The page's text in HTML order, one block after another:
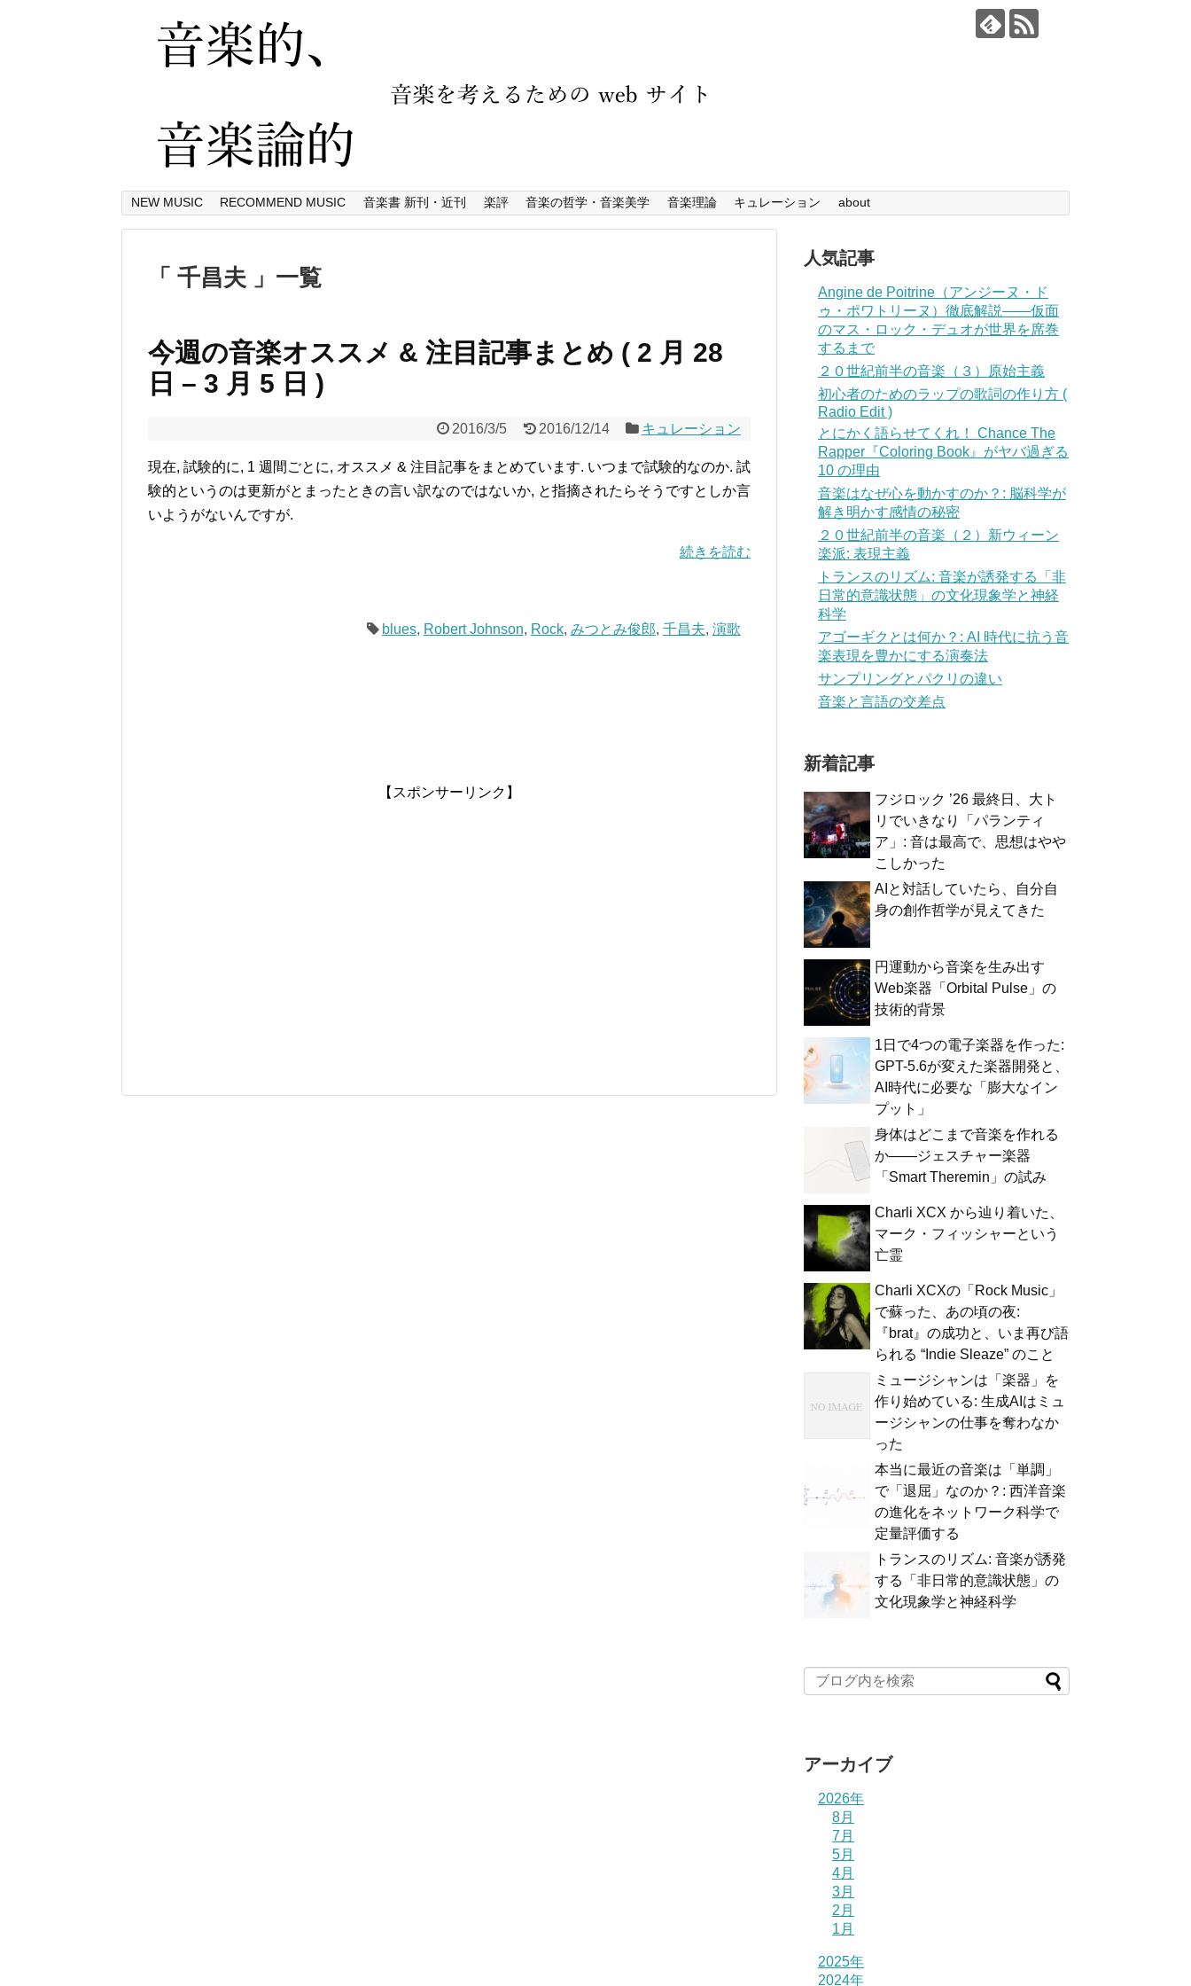
NEW MUSIC RECOMMEND MUSIC 音楽書 新刊・近刊 楽評 音楽の哲学・音楽美学 音楽理論 キュレーション about
「 千昌夫 」一覧
今週の音楽オススメ & 注目記事まとめ ( 2 月 28
日 – 3 月 5 日 )
2016/3/5 2016/12/14 キュレーション
現在, 試験的に, 1 週間ごとに, オススメ & 注目記事をまとめています. いつまで試験的なのか. 試
験的というのは更新がとまったときの言い訳なのではないか, と指摘されたらそうですとしか言
いようがないんですが.
続きを読む
blues, Robert Johnson, Rock, みつとみ俊郎, 千昌夫, 演歌
【スポンサーリンク】
人気記事
Angine de Poitrine（アンジーヌ・ド
ゥ・ポワトリーヌ）徹底解説——仮面
のマス・ロック・デュオが世界を席巻
するまで
２０世紀前半の音楽（３）原始主義
初心者のためのラップの歌詞の作り方 (
Radio Edit )
とにかく語らせてくれ！ Chance The
Rapper『Coloring Book』がヤバ過ぎる
10 の理由
音楽はなぜ心を動かすのか？: 脳科学が
解き明かす感情の秘密
２０世紀前半の音楽（２）新ウィーン
楽派: 表現主義
トランスのリズム: 音楽が誘発する「非
日常的意識状態」の文化現象学と神経
科学
アゴーギクとは何か？: AI 時代に抗う音
楽表現を豊かにする演奏法
サンプリングとパクリの違い
音楽と言語の交差点
新着記事
フジロック ’26 最終日、大ト
リでいきなり「パランティ
ア」: 音は最高で、思想はやや
こしかった
AIと対話していたら、自分自
身の創作哲学が見えてきた
円運動から音楽を生み出す
Web楽器「Orbital Pulse」の
技術的背景
1日で4つの電子楽器を作った:
GPT-5.6が変えた楽器開発と、
AI時代に必要な「膨大なイン
プット」
身体はどこまで音楽を作れる
か——ジェスチャー楽器
「Smart Theremin」の試み
Charli XCX から辿り着いた、
マーク・フィッシャーという
亡霊
Charli XCXの「Rock Music」
で蘇った、あの頃の夜:
『brat』の成功と、いま再び語
られる “Indie Sleaze” のこと
ミュージシャンは「楽器」を
作り始めている: 生成AIはミュ
ージシャンの仕事を奪わなか
った
本当に最近の音楽は「単調」
で「退屈」なのか？: 西洋音楽
の進化をネットワーク科学で
定量評価する
トランスのリズム: 音楽が誘発
する「非日常的意識状態」の
文化現象学と神経科学
アーカイブ
2026年
8月
7月
5月
4月
3月
2月
1月
2025年
2024年